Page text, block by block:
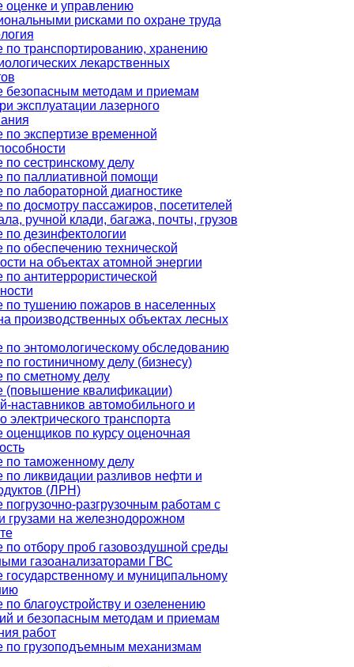
оценке и управлению
рисками по охране труда
по транспортированию, хранению
лекарственных
безопасным методам и приемам
эксплуатации лазерного
по экспертизе временной
по сестринскому делу
по паллиативной помощи
по лабораторной диагностике
по досмотру пассажиров, посетителей
ручной клади, багажа, почты, грузов
по дезинфектологии
по обеспечению технической
на объектах атомной энергии
антитеррористической
по тушению пожаров в населенных
производственных объектах лесных
по энтомологическому обследованию
гостиничному делу (бизнесу)
по сметному делу
(повышение квалификации)
наставников автомобильного и
электрического транспорта
оценщиков по курсу оценочная
по таможенному делу
по ликвидации разливов нефти и
(ЛРН)
погрузочно-разгрузочным работам с
грузами на железнодорожном
по отбору проб газовоздушной среды
газоанализаторами ГВС
государственному и муниципальному
благоустройству и озеленению
и безопасным методам и приемам
работ
по грузоподъемным механизмам